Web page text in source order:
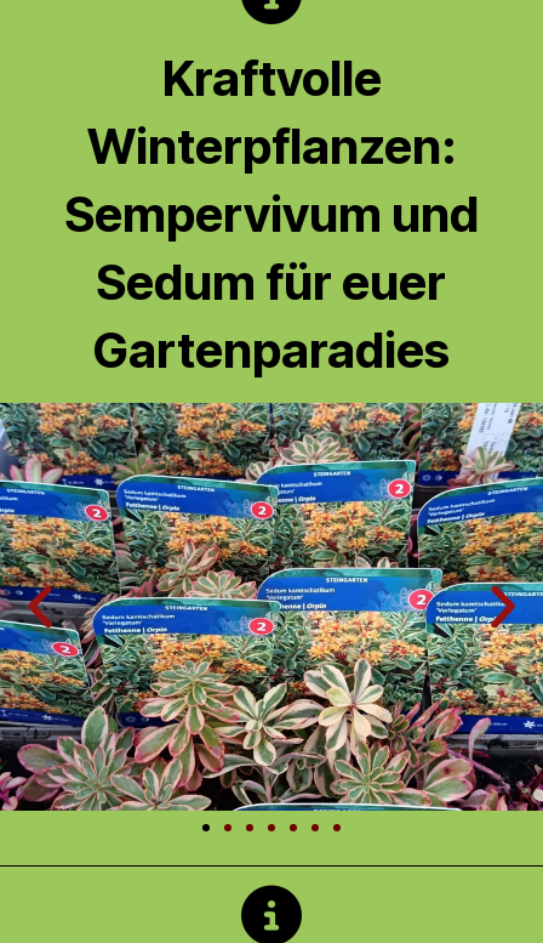
Kraftvolle
Winterpflanzen:
Sempervivum und
Sedum für euer
Gartenparadies